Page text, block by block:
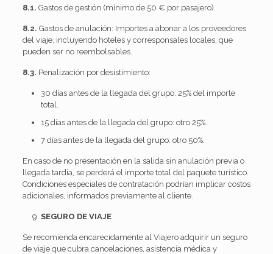
8.1. Gastos de gestión (mínimo de 50 € por pasajero).
8.2. Gastos de anulación: Importes a abonar a los proveedores
del viaje, incluyendo hoteles y corresponsales locales, que
pueden ser no reembolsables.
8.3. Penalización por desistimiento:
30 días antes de la llegada del grupo: 25% del importe
total.
15 días antes de la llegada del grupo: otro 25%.
7 días antes de la llegada del grupo: otro 50%.
En caso de no presentación en la salida sin anulación previa o
llegada tardía, se perderá el importe total del paquete turístico.
Condiciones especiales de contratación podrían implicar costos
adicionales, informados previamente al cliente.
SEGURO DE VIAJE
Se recomienda encarecidamente al Viajero adquirir un seguro
de viaje que cubra cancelaciones, asistencia médica y